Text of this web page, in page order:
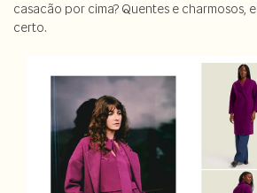
casacão por cima? Quentes e charmosos,
certo.